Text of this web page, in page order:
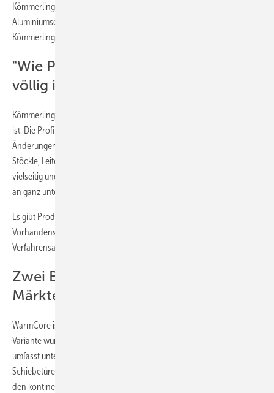
Kömmerling die WarmCore-Profile bereits mit aufgebrachter
Aluminiumschale aus. Die Aluminiumkomponenten werden laut
Kömmerling vor dem Verbinden mit dem PVC-Kern pulverbeschichtet.
"Wie PVC verarbeitbar" – aber nicht
völlig identisch
Kömmerling bewirbt WarmCore, dass es wie PVC-Profile verarbeitbar
ist. Die Profile sollen auf einer PVC-Bearbeitungslinie "ohne größere
Änderungen" assembliert und geschweißt werden können. Stefan
Stöckle, Leiter Hybridsysteme bei profine, betont: "Das System ist sehr
vielseitig und bietet die Basis für die Herstellung einer breiten Palette
an ganz unterschiedlichen Elementen."
Es gibt Produktunterlagen, bei denen als Voraussetzung das
Vorhandensein von Schweißmaschinen mit nahtlosen
Verfahrensapplikation genannt wird.
Zwei Bautiefen für unterschiedliche
Märkte
WarmCore ist in den Bautiefen 70 und 76 mm erhältlich. Die 70 mm -
Variante wurde primär für den britischen Markt entwickelt und
umfasst unter anderem zwei- bis siebenteilige Faltschiebetüren sowie
Schiebetüren mit niedriger Schwelle. WarmCore 76 richtet sich an
den kontinentaleuropäischen Markt und erreicht Uf-Werte von bis zu